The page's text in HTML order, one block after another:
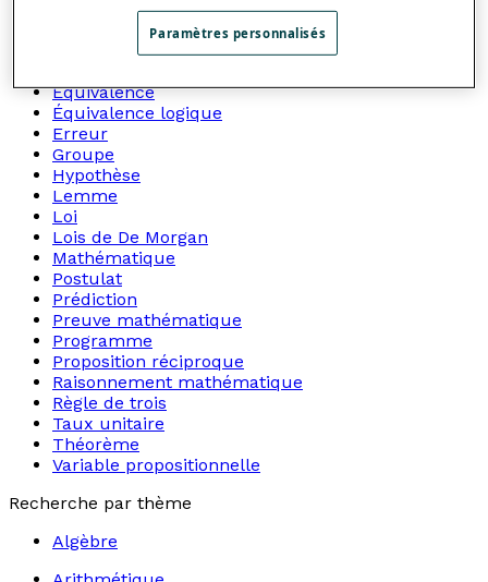
Disjonction
Équivalence
Équivalence logique
Erreur
Groupe
Hypothèse
Lemme
Loi
Lois de De Morgan
Mathématique
Postulat
Prédiction
Preuve mathématique
Programme
Proposition réciproque
Raisonnement mathématique
Règle de trois
Taux unitaire
Théorème
Variable propositionnelle
Recherche par thème
Algèbre
Paramètres personnalisés